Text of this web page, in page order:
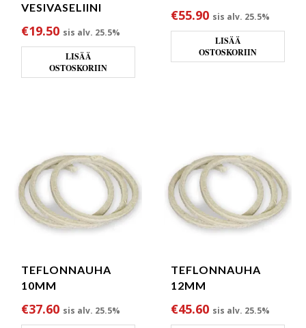
VESIVASELIINI
€19.50 sis alv. 25.5%
LISÄÄ
OSTOSKORIIN
€55.90 sis alv. 25.5%
LISÄÄ
OSTOSKORIIN
TEFLONNAUHA
10MM
€37.60 sis alv. 25.5%
TEFLONNAUHA
12MM
€45.60 sis alv. 25.5%